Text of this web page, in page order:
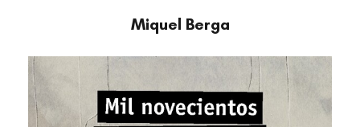
Miquel Berga